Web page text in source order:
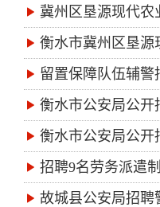
冀州区垦源现代农
衡水市冀州区垦源
留置保障队伍辅警
衡水市公安局公开
衡水市公安局公开
招聘9名劳务派遣
故城县公安局招聘